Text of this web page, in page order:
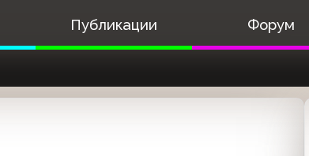
Публикации Форум